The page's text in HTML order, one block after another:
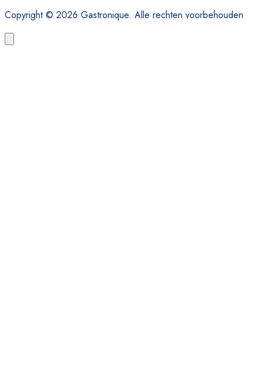
Copyright © 2026 Gastronique. Alle rechten voorbehouden